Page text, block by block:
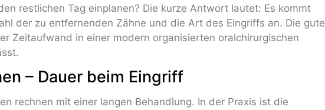
restlichen Tag einplanen? Die kurze Antwort lautet: Es kommt
der zu entfernenden Zähne und die Art des Eingriffs an. Die gute
Zeitaufwand in einer modern organisierten oralchirurgischen
– Dauer beim Eingriff
rechnen mit einer langen Behandlung. In der Praxis ist die